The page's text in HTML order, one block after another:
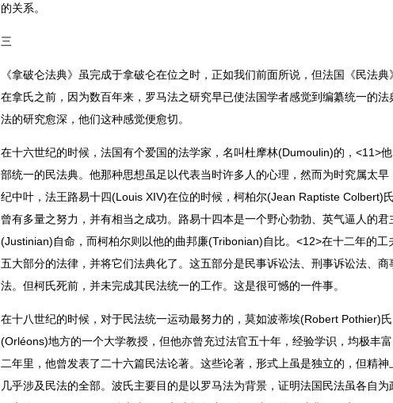
的关系。
三
《拿破仑法典》虽完成于拿破仑在位之时，正如我们前面所说，但法国《民法
在拿氏之前，因为数百年来，罗马法之研究早已使法国学者感觉到编纂统一的法
法的研究愈深，他们这种感觉便愈切。
在十六世纪的时候，法国有个爱国的法学家，名叫杜摩林(Dumoulin)的，<11>
部统一的民法典。他那种思想虽足以代表当时许多人的心理，然而为时究属太
纪中叶，法王路易十四(Louis XIV)在位的时候，柯柏尔(Jean Raptiste Colbert)
曾有多量之努力，并有相当之成功。路易十四本是一个野心勃勃、英气逼人的
(Justinian)自命，而柯柏尔则以他的曲邦廉(Tribonian)自比。<12>在十二年的工
五大部分的法律，并将它们法典化了。这五部分是民事诉讼法、刑事诉讼法、商
法。但柯氏死前，并未完成其民法统一的工作。这是很可憾的一件事。
在十八世纪的时候，对于民法统一运动最努力的，莫如波蒂埃(Robert Pothier)
(Orléons)地方的一个大学教授，但他亦曾充过法官五十年，经验学识，均极丰
二年里，他曾发表了二十六篇民法论著。这些论著，形式上虽是独立的，但精
几乎涉及民法的全部。波氏主要目的是以罗马法为背景，证明法国民法虽各自